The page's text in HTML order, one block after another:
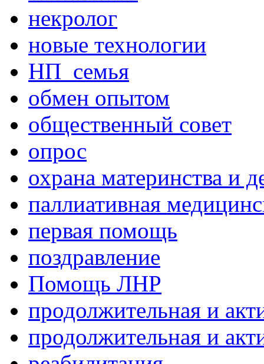
некролог
новые технологии
НП_семья
обмен опытом
общественный совет
опрос
охрана материнства и
паллиативная
первая помощь
поздравление
Помощь ЛНР
продолжительная и
продолжительная и